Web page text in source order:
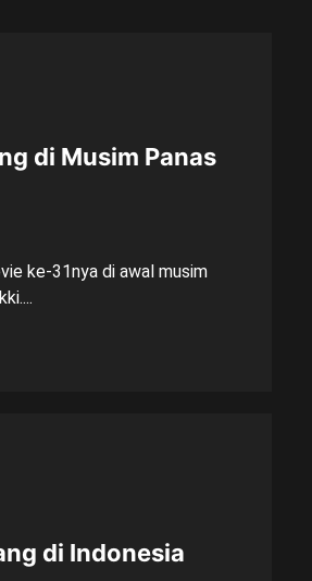
di Musim Panas
ke-31nya di awal musim
di Indonesia